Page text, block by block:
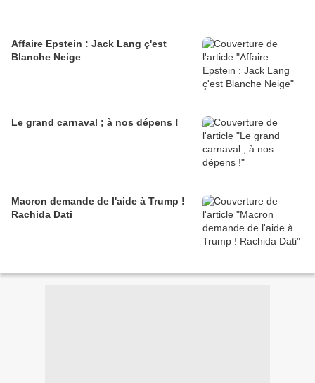
Affaire Epstein : Jack Lang ç'est
Blanche Neige
Le grand carnaval ; à nos dépens !
Macron demande de l'aide à Trump !
Rachida Dati